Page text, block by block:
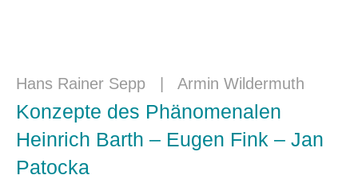
Hans Rainer Sepp | Armin Wildermuth
Konzepte des Phänomenalen
Heinrich Barth – Eugen Fink – Jan
Patocka